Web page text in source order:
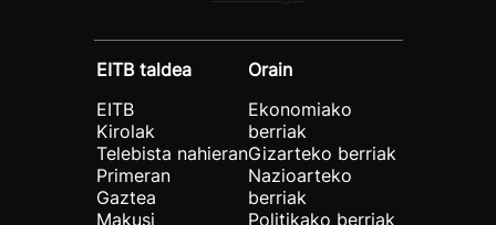
EITB taldea
EITB
Kirolak
Telebista nahieran
Primeran
Gaztea
Makusi
Orain
Ekonomiako
berriak
Gizarteko berriak
Nazioarteko
berriak
Politikako berriak